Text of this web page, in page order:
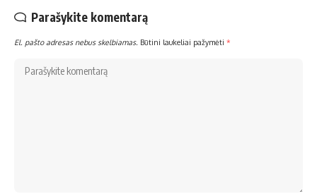
Parašykite komentarą
El. pašto adresas nebus skelbiamas. Būtini laukeliai pažymėti *